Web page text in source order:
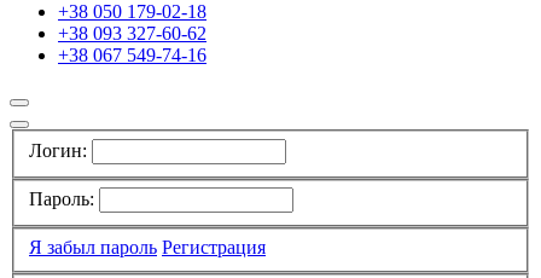
+38 050 179-02-18
+38 093 327-60-62
+38 067 549-74-16
Логин:
Пароль:
Я забыл пароль Регистрация